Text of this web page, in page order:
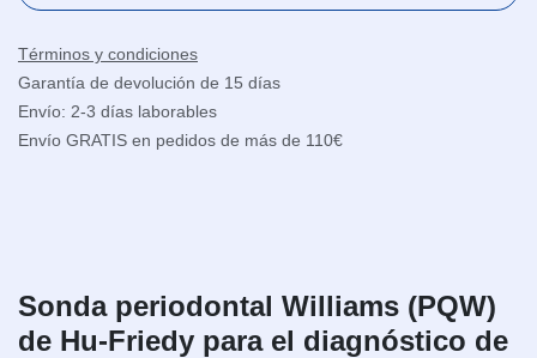
Términos y condiciones
Garantía de devolución de 15 días
Envío: 2-3 días laborables
Envío GRATIS en pedidos de más de 110€
Sonda periodontal Williams (PQW)
de Hu-Friedy para el diagnóstico de